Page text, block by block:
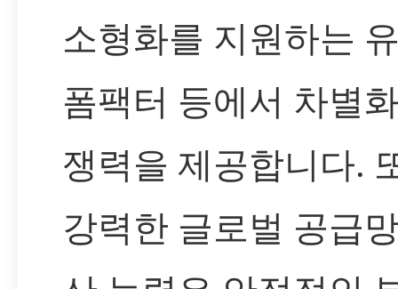
소형화를 지원하는
폼팩터 등에서 차별
쟁력을 제공합니다.
강력한 글로벌 공급